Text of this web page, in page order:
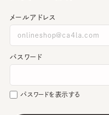
メールアドレス
パスワード
パスワードを表示する